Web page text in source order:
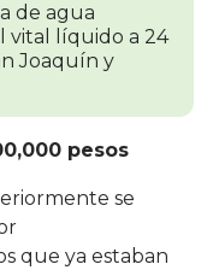
de agua
vital líquido a 24
Joaquín y
pesos
se
que ya estaban